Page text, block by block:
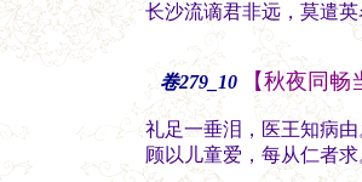
长沙流谪君非远，莫遣
卷279_10 【秋夜同
礼足一垂泪，医王知病
顾以儿童爱，每从仁者